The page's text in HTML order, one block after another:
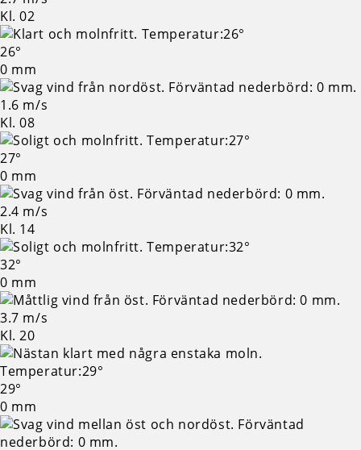
Kl. 02
26°
0 mm
1.6 m/s
Kl. 08
27°
0 mm
2.4 m/s
Kl. 14
32°
0 mm
3.7 m/s
Kl. 20
29°
0 mm